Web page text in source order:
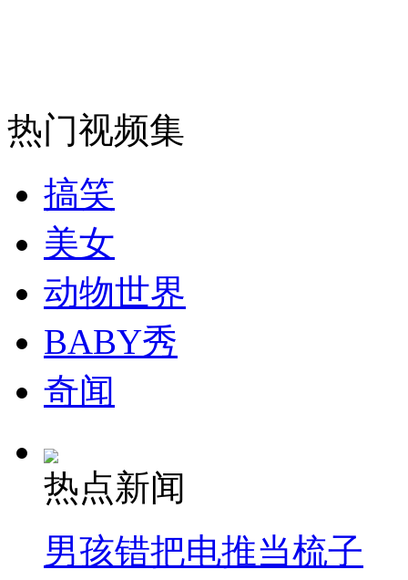
消防员救轻生者 花炮节热闹非凡
纽约上演“枕头大战”
司机酒驾遇交警 急速倒车逃窜
热门视频集
搞笑
美女
动物世界
BABY秀
奇闻
热点新闻
男孩错把电推当梳子